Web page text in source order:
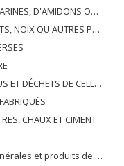
DE LAIT; PRODUITS DE PATISSERIE
PARTIES DE PLANTES
CI; FOURRAGE ANIMAL PRÉPARÉ
CHAUX ET CIMENT
BITUMINEUSES; CIRES MINÉRALES